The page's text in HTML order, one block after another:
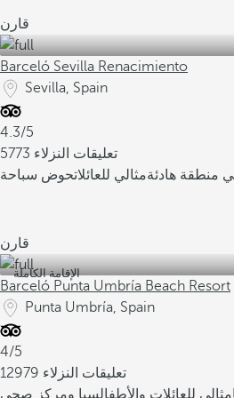
قارن
Barceló Sevilla Renacimiento
Sevilla, Spain
4.3/5
5773 تعليقات النزلاء
منطقة هادئةمثالي للعائلاتحوض سباحة
قارن
الإقامة الكاملة
Barceló Punta Umbría Beach Resort
Punta Umbría, Spain
4/5
12979 تعليقات النزلاء
مثالي للعائلات والأطفالسبا ومركز صحي